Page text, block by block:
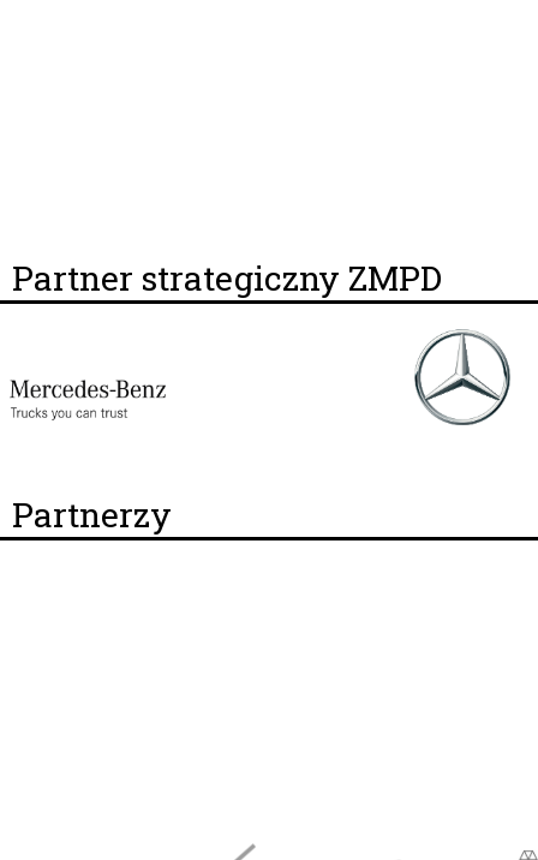
Partner strategiczny ZMPD
Partnerzy